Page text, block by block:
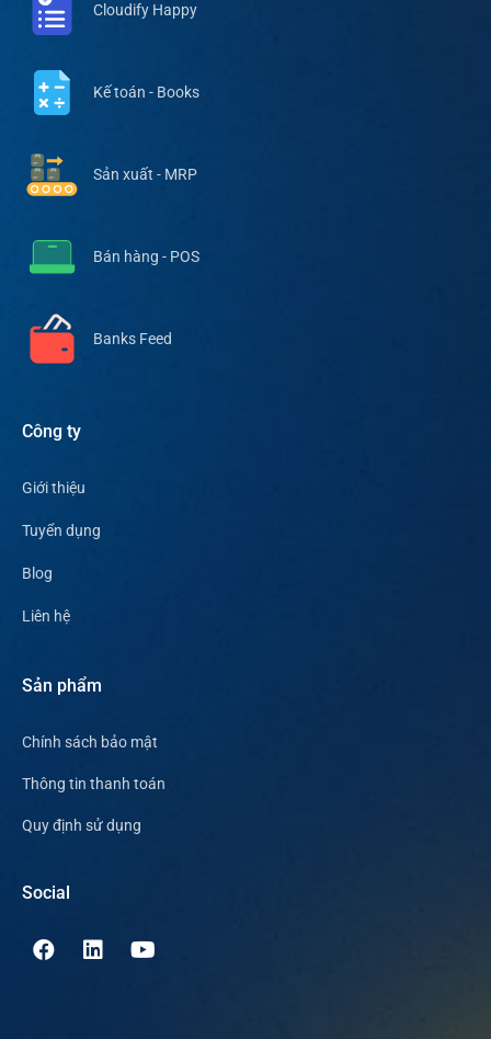
Cloudify Happy
Kế toán - Books
Sản xuất - MRP
Bán hàng - POS
Banks Feed
Công ty
Giới thiệu
Tuyển dụng
Blog
Liên hệ
Sản phẩm
Chính sách bảo mật
Thông tin thanh toán
Quy định sử dụng
Social